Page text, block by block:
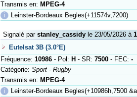
Transmis en: MPEG-4
ℹ
Leinster-Bordeaux Begles(+11574v,7200)
Signalé par stanley_cassidyle 23/05/2026 à
Eutelsat 3B (3.0°E)
Fréquence: 10986- Pol: H - SR: 7500- FEC: -
Catégorie: Sport - Rugby
Transmis en: MPEG-4
ℹ
Leinster-Bordeaux Begles(+10986h,7500